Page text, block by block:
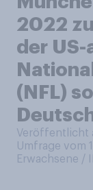
2022
der
(NFL)
Veröffentlicht
Umfrage vom
Erwachsene /